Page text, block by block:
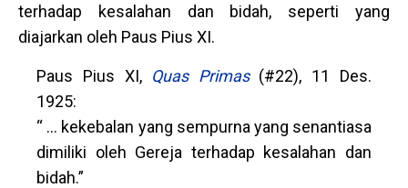
terhadap kesalahan dan bidah, seperti yang
diajarkan oleh Paus Pius XI.
Paus Pius XI, Quas Primas(#22), 11 Des.
1925:
“ … kekebalan yang sempurna yang senantiasa
dimiliki oleh Gereja terhadap kesalahan dan
bidah.”